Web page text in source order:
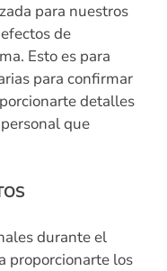
para nuestros
de
Esto es para
para confirmar
detalles
que
durante el
proporcionarte los